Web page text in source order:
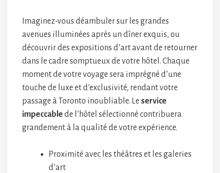
Imaginez-vous déambuler sur les grandes
avenues illuminées après un dîner exquis, ou
découvrir des expositions d’art avant de retourner
dans le cadre somptueux de votre hôtel. Chaque
moment de votre voyage sera imprégné d’une
touche de luxe et d’exclusivité, rendant votre
passage à Toronto inoubliable. Le service
impeccablede l’hôtel sélectionné contribuera
grandement à la qualité de votre expérience.
Proximité avec les théâtres et les galeries
d’art